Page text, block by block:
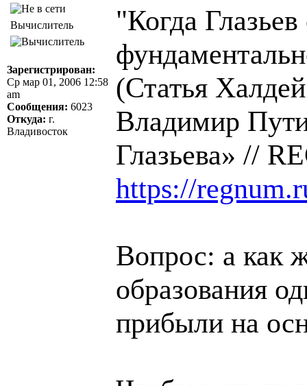
Вычислитель
Зарегистрирован:
Ср мар 01, 2006 12:58
am
Сообщения: 6023
Откуда: г.
Владивосток
"Когда
(Статья
Владимир
Глазьева» //
https://
Вопрос: а как
образования
прибыли на